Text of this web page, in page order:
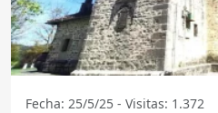
Fecha: 25/5/25 - Visitas: 1.372